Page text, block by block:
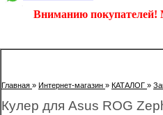
Вниманию покупателей!
Главная » Интернет-магазин » КАТАЛОГ »
Кулер для Asus ROG